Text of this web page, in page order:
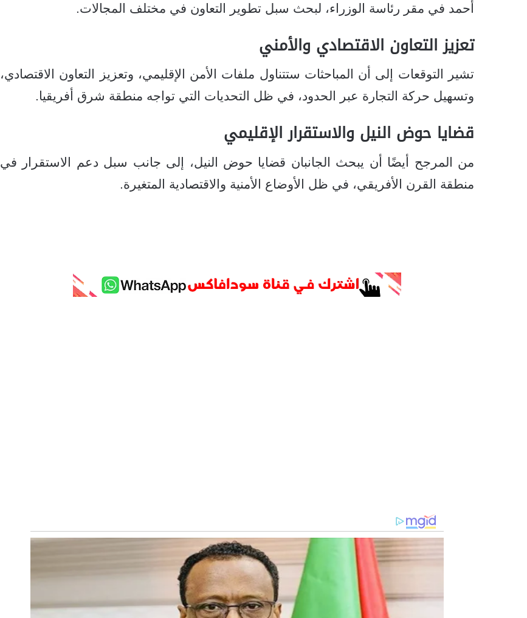
أحمد في مقر رئاسة الوزراء، لبحث سبل تطوير التعاون في مختلف المجالات.
تعزيز التعاون الاقتصادي والأمني
تشير التوقعات إلى أن المباحثات ستتناول ملفات الأمن الإقليمي، وتعزيز التعاون الاقتصادي،
وتسهيل حركة التجارة عبر الحدود، في ظل التحديات التي تواجه منطقة شرق أفريقيا.
قضايا حوض النيل والاستقرار الإقليمي
من المرجح أيضًا أن يبحث الجانبان قضايا حوض النيل، إلى جانب سبل دعم الاستقرار في
منطقة القرن الأفريقي، في ظل الأوضاع الأمنية والاقتصادية المتغيرة.